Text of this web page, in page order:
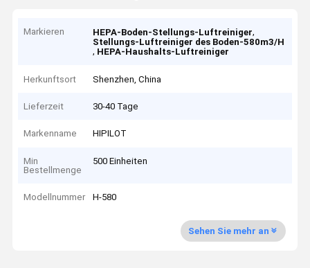
Markieren HEPA-Boden-Stellungs-Luftreiniger,
Stellungs-Luftreiniger des Boden-580m3/H
, HEPA-Haushalts-Luftreiniger
Herkunftsort Shenzhen, China
Lieferzeit 30-40 Tage
Markenname HIPILOT
Min
Bestellmenge
500 Einheiten
Modellnummer H-580
Sehen Sie mehr an